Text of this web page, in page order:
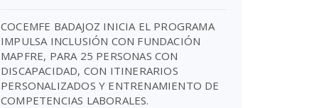
COCEMFE BADAJOZ INICIA EL PROGRAMA
IMPULSA INCLUSIÓN CON FUNDACIÓN
MAPFRE, PARA 25 PERSONAS CON
DISCAPACIDAD, CON ITINERARIOS
PERSONALIZADOS Y ENTRENAMIENTO DE
COMPETENCIAS LABORALES.